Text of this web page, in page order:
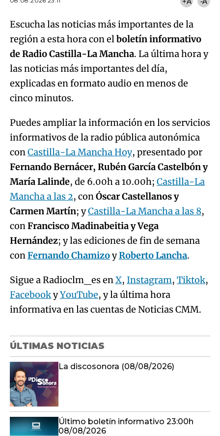
Escucha las noticias más importantes de la
región a esta hora con elboletín informativo
de Radio Castilla-La Mancha. La última hora y
las noticias más importantes del día,
explicadas en formato audio en menos de
cinco minutos.
Puedes ampliar la información en los servicios
informativos de la radio pública autonómica
conCastilla-La Mancha Hoy, presentado por
Fernando Bernácer, Rubén García Castelbón y
María Lalinde, de 6.00h a 10.00h; Castilla-La
Mancha a las 2, conÓscar Castellanos y
Carmen Martín; yCastilla-La Mancha a las 8,
conFrancisco Madinabeitia y Vega
Hernández; y las ediciones de fin de semana
conFernando ChamizoyRoberto Lancha.
Sigue a Radioclm_es enX, Instagram, Tiktok,
FacebookyYouTube, y la última hora
informativa en las cuentas de Noticias CMM.
ÚLTIMAS NOTICIAS
La discosonora (08/08/2026)
Último boletín informativo 23:00h
08/08/2026